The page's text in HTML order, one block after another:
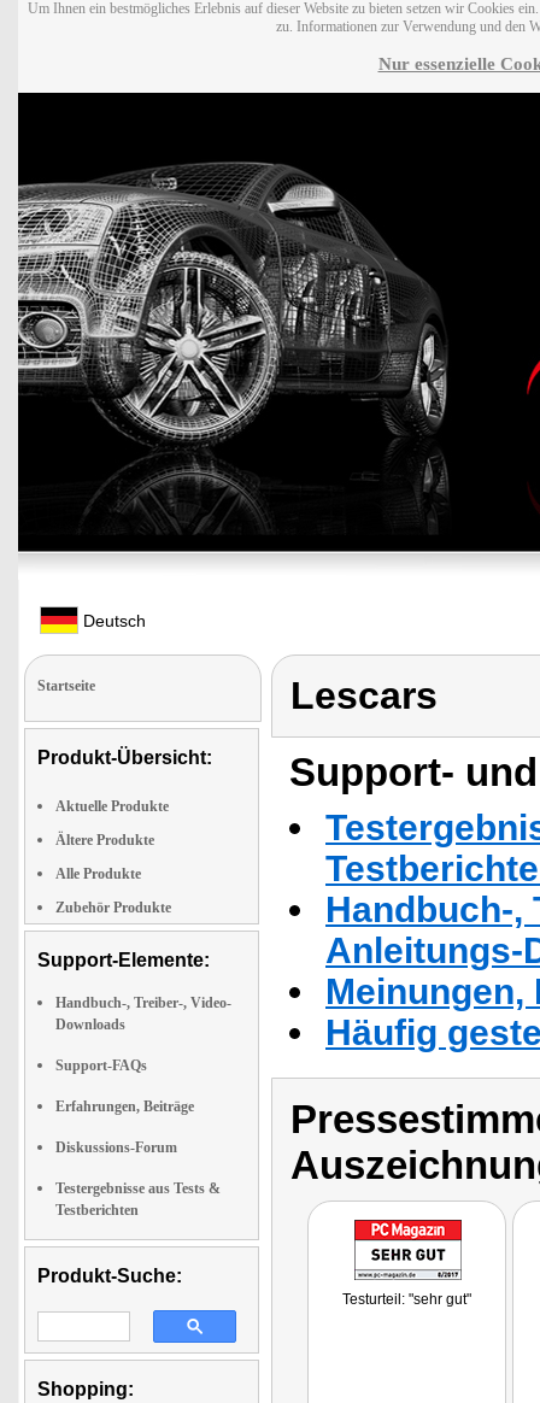
Um Ihnen ein bestmögliches Erlebnis auf dieser Website zu bieten setzen wir Cookies
zu. Informationen zur Verwendung und den
Nur essenzielle
Deutsch
Startseite
Produkt-Übersicht:
Aktuelle Produkte
Ältere Produkte
Alle Produkte
Zubehör Produkte
Support-Elemente:
Handbuch-, Treiber-, Video-
Downloads
Support-FAQs
Erfahrungen, Beiträge
Diskussions-Forum
Testergebnisse aus Tests &
Testberichten
Produkt-Suche:
Shopping:
Lescars
Support-
Handbuch-,
Anleitungs-
Häufig
Testurteil: "sehr gut"